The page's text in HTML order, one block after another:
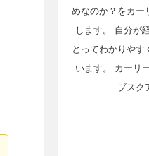
めなのか？をカー
します。 自分が
とってわかりやす
います。 カーリ
ブスク